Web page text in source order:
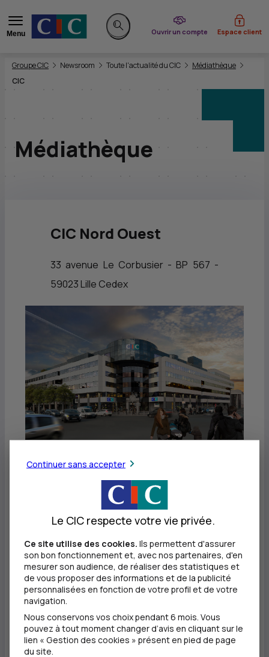
Menu
Rechercher sur le site
Ouvrir un compte
du CIC Espace client
Vous êtes ici:
Groupe CIC Newsroom Toute l'actualité du CIC
Médiathèque
CIC
Médiathèque
CIC Nord Ouest
33 avenue Le Corbusier - BP 567 -
59023 Lille Cedex
Continuer sans accepter
Le CIC respecte votre vie privée.
Ce site utilise des cookies. Ils permettent d'assurer
son bon fonctionnement et, avec nos partenaires, d'en
mesurer son audience, de réaliser des statistiques et
de vous proposer des informations et de la publicité
personnalisées en fonction de votre profil et de votre
navigation.
Nous conservons vos choix pendant 6 mois. Vous
pouvez à tout moment changer d’avis en cliquant sur le
lien « Gestion des cookies » présent en pied de page
du site.